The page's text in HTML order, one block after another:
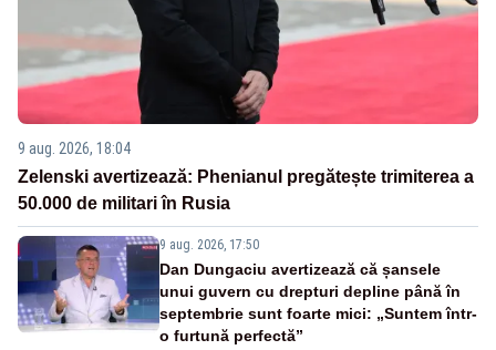
9 aug. 2026, 18:04
Zelenski avertizează: Phenianul pregătește trimiterea a
50.000 de militari în Rusia
9 aug. 2026, 17:50
Dan Dungaciu avertizează că șansele
unui guvern cu drepturi depline până în
septembrie sunt foarte mici: „Suntem într-
o furtună perfectă”